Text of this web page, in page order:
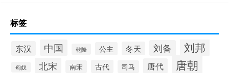
标签
东汉 中国 乾隆 公主 冬天 刘备 刘邦
匈奴 北宋 南宋 古代 司马 唐代 唐朝